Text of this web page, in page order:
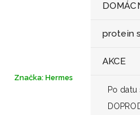
protein
AKCE
Po
Značka: Hermes